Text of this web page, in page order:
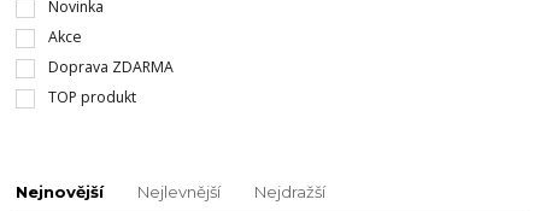
Novinka
Akce
Doprava ZDARMA
TOP produkt
Nejnovější Nejlevnější Nejdražší